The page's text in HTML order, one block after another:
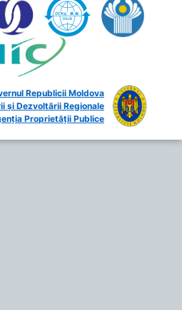
Republicii Moldova
și Dezvoltării Regionale
Proprietății Publice